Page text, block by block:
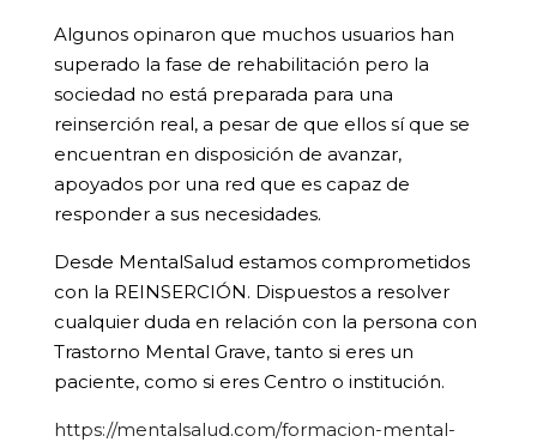
Algunos opinaron que muchos usuarios han
superado la fase de rehabilitación pero la
sociedad no está preparada para una
reinserción real, a pesar de que ellos sí que se
encuentran en disposición de avanzar,
apoyados por una red que es capaz de
responder a sus necesidades.
Desde MentalSalud estamos comprometidos
con la REINSERCIÓN. Dispuestos a resolver
cualquier duda en relación con la persona con
Trastorno Mental Grave, tanto si eres un
paciente, como si eres Centro o institución.
https://mentalsalud.com/formacion-mental-